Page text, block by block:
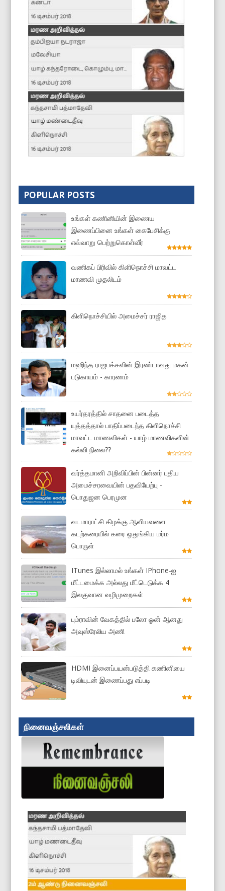
POPULAR POSTS
உங்கள் கணினியின் இணைய
இணைப்பினை உங்கள் கைபேசிக்கு
எவ்வாறு பெற்றுகொள்வீர்
வணிகப் பிரிவில் கிளிநொச்சி மாவட்ட
மாணவி முதலிடம்
கிளிநொச்சியில் அமைச்சர் ராஜித
மஹிந்த ராஜபக்சவின் இரண்டாவது மகன்
படுகாயம் - காரணம்
உயர்தரத்தில் சாதனை படைத்த
யுத்தத்தால் பாதிப்படைந்த கிளிநொச்சி
மாவட்ட மாணவிகள் - யாழ் மாணவிகளின்
கல்வி நிலை??
வர்த்தமானி அறிவிப்பின் பின்னர் புதிய
அமைச்சரவையின் பதவியேற்பு -
பொதுஜன பெரமுன
வடமாராட்சி கிழக்கு ஆளியவளை
கடற்கரையில் கரை ஒதுங்கிய மர்ம
பொருள்
ITunes இல்லாமல் உங்கள் IPhone-ஐ
மீட்டமைக்க அல்லது மீட்டெடுக்க 4
இலகுவான வழிமுறைகள்
பும்ராவின் வேகத்தில் பலோ ஓன் ஆனது
அவுஸ்ரேலிய அணி
HDMI இனைப்பயன்படுத்தி கணினியை
டிவியுடன் இணைப்பது எப்படி
நினைவஞ்சலிகள்